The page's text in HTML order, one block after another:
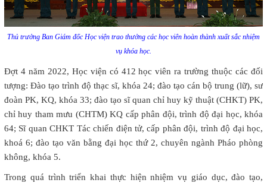
Thủ trưởng Ban Giám đốc Học viện trao thưởng các học viên hoàn thành xuất sắc nhiệm
vụ khóa học.
Đợt 4 năm 2022, Học viện có 412 học viên ra trường thuộc các đối
tượng: Đào tạo trình độ thạc sĩ, khóa 24; đào tạo cán bộ trung (lữ), sư
đoàn PK, KQ, khóa 33; đào tạo sĩ quan chỉ huy kỹ thuật (CHKT) PK,
chỉ huy tham mưu (CHTM) KQ cấp phân đội, trình độ đại học, khóa
64; Sĩ quan CHKT Tác chiến điện tử, cấp phân đội, trình độ đại học,
khoá 6; đào tạo văn bằng đại học thứ 2, chuyên ngành Pháo phòng
không, khóa 5.
Trong quá trình triển khai thực hiện nhiệm vụ giáo dục, đào tạo,